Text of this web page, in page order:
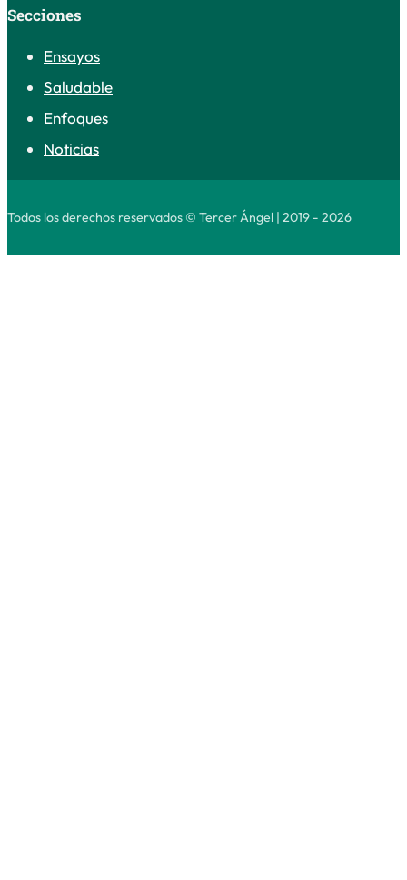
Secciones
Ensayos
Saludable
Enfoques
Noticias
Todos los derechos reservados © Tercer Ángel | 2019 - 2026